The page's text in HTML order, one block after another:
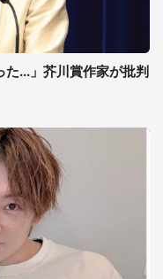
た...」芥川賞作家が批判